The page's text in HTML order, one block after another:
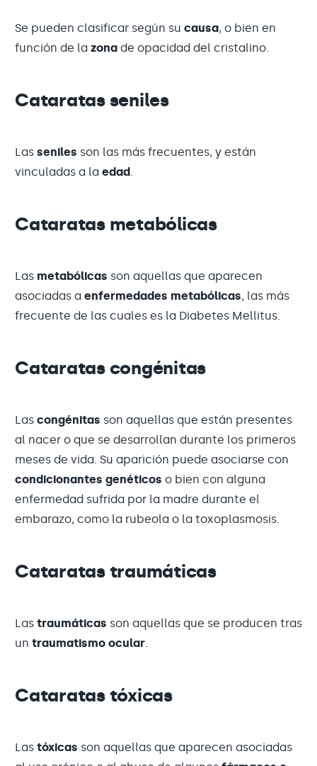
Se pueden clasificar según su causa, o bien en
función de la zona de opacidad del cristalino.
Cataratas seniles
Las seniles son las más frecuentes, y están
vinculadas a la edad.
Cataratas metabólicas
Las metabólicas son aquellas que aparecen
asociadas a enfermedades metabólicas, las más
frecuente de las cuales es la Diabetes Mellitus.
Cataratas congénitas
Las congénitas son aquellas que están presentes
al nacer o que se desarrollan durante los primeros
meses de vida. Su aparición puede asociarse con
condicionantes genéticos o bien con alguna
enfermedad sufrida por la madre durante el
embarazo, como la rubeola o la toxoplasmosis.
Cataratas traumáticas
Las traumáticas son aquellas que se producen tras
un traumatismo ocular.
Cataratas tóxicas
Las tóxicas son aquellas que aparecen asociadas